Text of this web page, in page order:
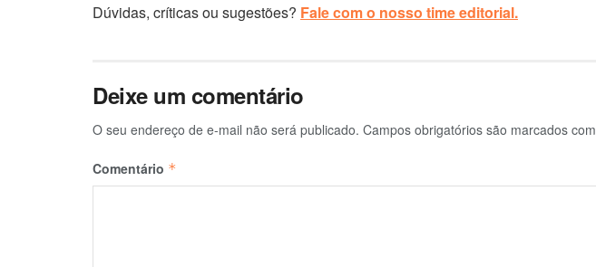
Dúvidas, críticas ou sugestões? Fale com o nosso time editorial.
Deixe um comentário
O seu endereço de e-mail não será publicado. Campos obrigatórios são marcados com
Comentário *